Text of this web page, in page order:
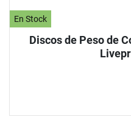
En Stock
Discos de Peso de